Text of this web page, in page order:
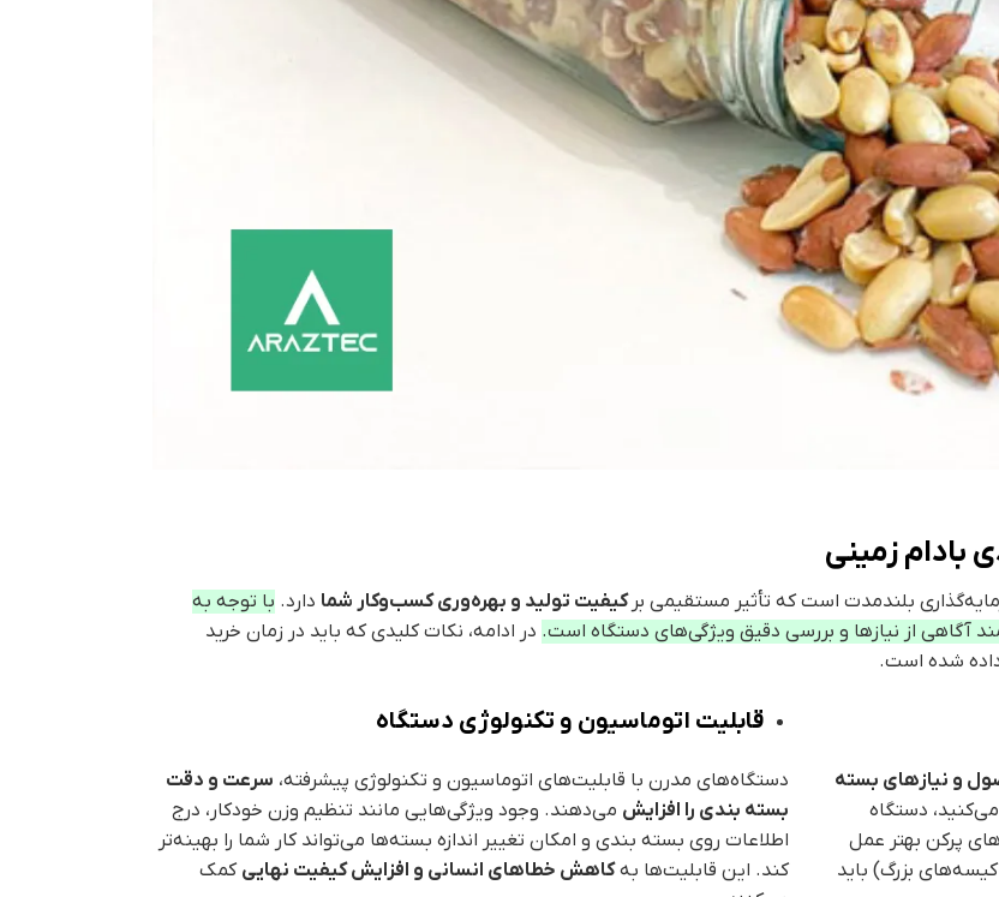
بادام زمینی
بلندمدت است که تأثیر مستقیمی بر کیفیت تولید و بهره‌وری کسب‌وکار شما دارد. با توجه به
آگاهی از نیازها و بررسی دقیق ویژگی‌های دستگاه است. در ادامه، نکات کلیدی که باید در زمان خرید
شده است.
و نیازهای بسته
دستگاه
پرکن بهتر عمل
بزرگ) باید
قابلیت اتوماسیون و تکنولوژی دستگاه
دستگاه‌های مدرن با قابلیت‌های اتوماسیون و تکنولوژی پیشرفته، سرعت و دقت
بسته بندی را افزایش می‌دهند. وجود ویژگی‌هایی مانند تنظیم وزن خودکار، درج
اطلاعات روی بسته بندی و امکان تغییر اندازه بسته‌ها می‌تواند کار شما را بهینه‌تر
کند. این قابلیت‌ها بهکاهش خطاهای انسانی و افزایش کیفیت نهایی کمک